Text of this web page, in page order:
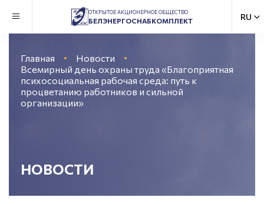
ОТКРЫТОЕ АКЦИОНЕРНОЕ ОБЩЕСТВО
БЕЛЭНЕРГОСНАБКОМПЛЕКТ
Главная
Новости
Всемирный день охраны труда «Благоприятная
психосоциальная рабочая среда: путь к
процветанию работников и сильной
организации»
НОВОСТИ